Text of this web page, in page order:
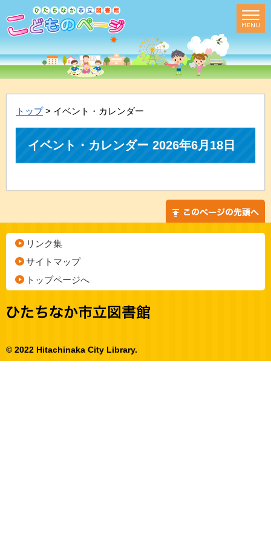
トップ> イベント・カレンダー
イベント・カレンダー 2026年6月18日
リンク集
サイトマップ
トップページへ
© 2022 Hitachinaka City Library.